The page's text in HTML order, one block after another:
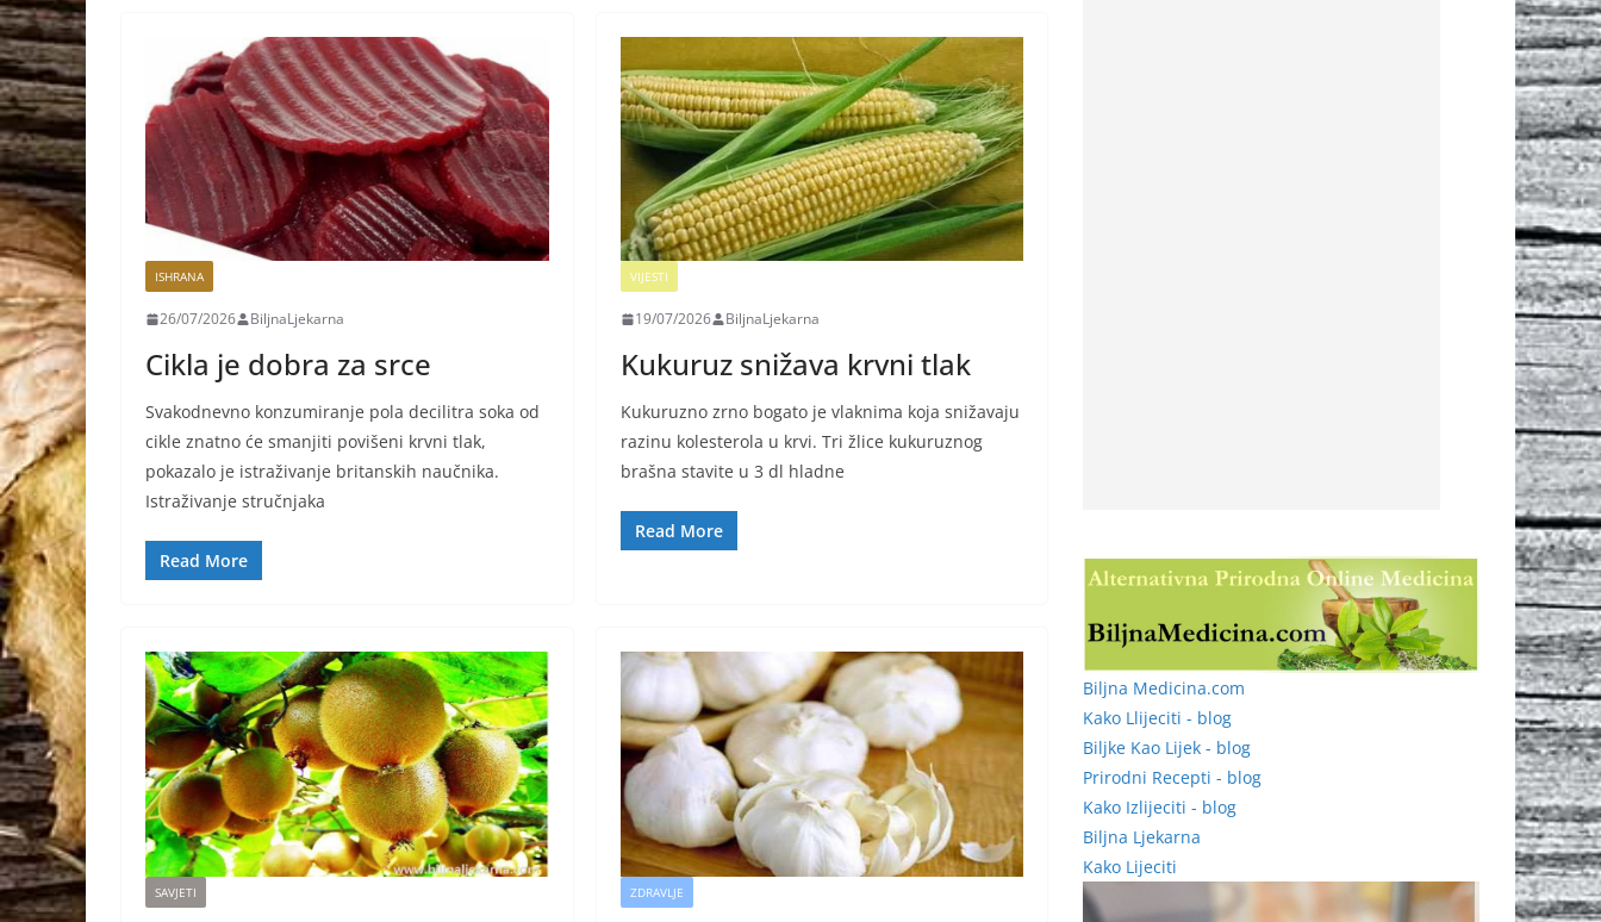
ISHRANA
26/07/2026 BiljnaLjekarna
Cikla je dobra za srce
Svakodnevno konzumiranje pola decilitra soka od
cikle znatno će smanjiti povišeni krvni tlak,
pokazalo je istraživanje britanskih naučnika.
Istraživanje stručnjaka
Read More
VIJESTI
19/07/2026 BiljnaLjekarna
Kukuruz snižava krvni tlak
Kukuruzno zrno bogato je vlaknima koja snižavaju
razinu kolesterola u krvi. Tri žlice kukuruznog
brašna stavite u 3 dl hladne
Read More
SAVJETI ZDRAVLJE
Biljna Medicina.com
Kako Llijeciti - blog
Biljke Kao Lijek - blog
Prirodni Recepti - blog
Kako Izlijeciti - blog
Biljna Ljekarna
Kako Lijeciti